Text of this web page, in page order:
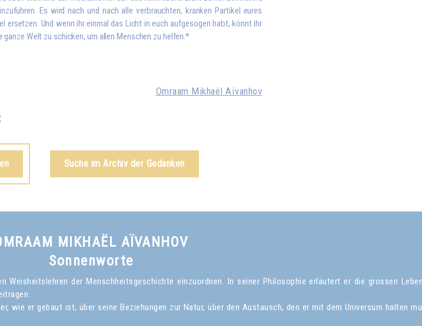
Es wird nach und nach alle verbrauchten, kranken Partikel eures
ersetzen. Und wenn ihr einmal das Licht in euch aufgesogen habt, könnt ihr
ganze Welt zu schicken, um allen Menschen zu helfen.*
Omraam Mikhaël Aïvanhov
Suche im Archiv der Gedanken
MIKHAËL AÏVANHOV
Sonnenworte
der Menschheitsgeschichte einzuordnen. In seiner Philosophie erläutert er die grossen
wie er gebaut ist, über seine Beziehungen zur Natur, über den Austausch, den er mit dem Universum halten